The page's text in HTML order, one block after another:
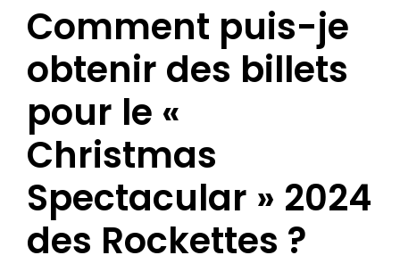
Comment puis-je
obtenir des billets
pour le «
Christmas
Spectacular » 2024
des Rockettes ?